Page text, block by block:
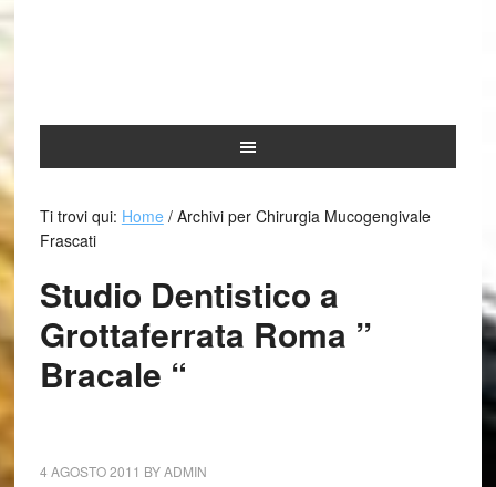
Ti trovi qui: Home /Archivi per Chirurgia Mucogengivale
Frascati
Studio Dentistico a
Grottaferrata Roma ”
Bracale “
4 AGOSTO 2011 BYADMIN